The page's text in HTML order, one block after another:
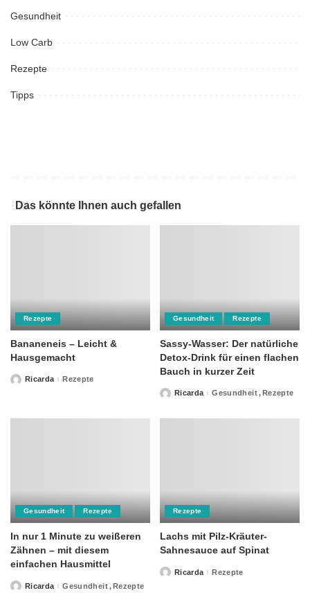
Gesundheit
Low Carb
Rezepte
Tipps
Das könnte Ihnen auch gefallen
Rezepte
Bananeneis – Leicht &
Hausgemacht
PostedRicarda Rezepte
Gesundheit Rezepte
Sassy-Wasser: Der natürliche
Detox-Drink für einen flachen
Bauch in kurzer Zeit
PostedRicarda Gesundheit Rezepte
Gesundheit Rezepte
In nur 1 Minute zu weißeren
Zähnen – mit diesem
einfachen Hausmittel
PostedRicarda Gesundheit Rezepte
Rezepte
Lachs mit Pilz-Kräuter-
Sahnesauce auf Spinat
PostedRicarda Rezepte